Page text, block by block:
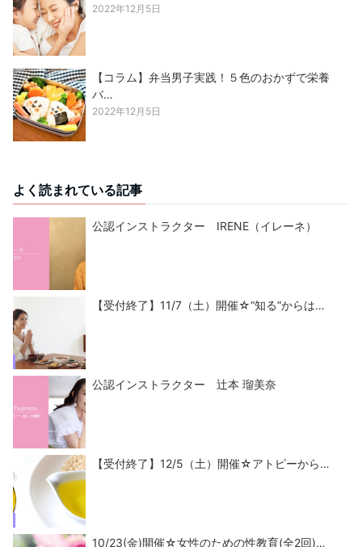
2022年12月5日
【コラム】弁当男子実践！５色のおかずで栄養
バ…
2022年12月5日
よく読まれている記事
公認インストラクター IRENE（イレーネ）
【受付終了】11/7（土）開催☆“知る“からは…
公認インストラクター 辻本 瑠美奈
【受付終了】12/5（土）開催☆アトピーから…
10/23(金)開催☆女性のための性教育(全2回)…